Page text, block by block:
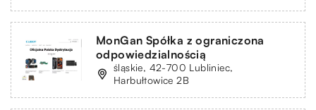
MonGan Spółka z ograniczona
odpowiedzialnością
śląskie, 42-700 Lubliniec,
Harbułtowice 2B